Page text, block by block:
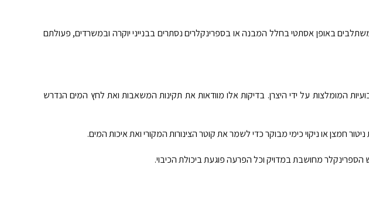
באופן אסתטי בחלל המבנה או בספרינקלרים נסתרים בבנייני יוקרה ובמשרדים, פעולתם
המומלצות על ידי היצרן. בדיקות אלו מוודאות את תקינות המשאבות ואת לחץ המים הנדרש
חמצן או ניקוי כימי מבוקר כדי לשמר את קוטר הצינורות המקורי ואת איכות המים.
הספרינקלר מחושבת במדויק וכל הפרעה פוגעת ביכולת הכיבוי.